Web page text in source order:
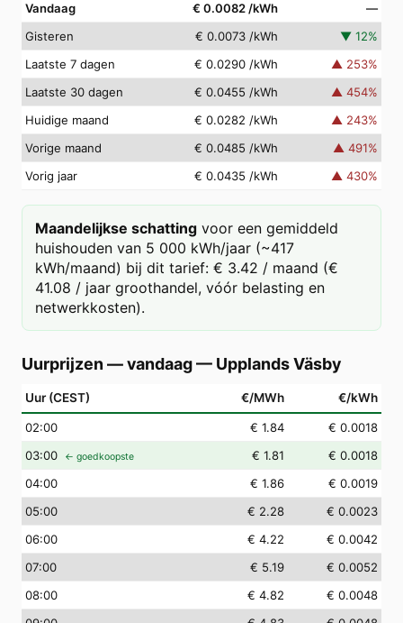
Vandaag € 0.0082 /kWh
—
Gisteren
€ 0.0073 /kWh ▼ 12%
Laatste 7 dagen
€ 0.0290 /kWh ▲ 253%
Laatste 30 dagen
€ 0.0455 /kWh ▲ 454%
Huidige maand
€ 0.0282 /kWh ▲ 243%
Vorige maand
€ 0.0485 /kWh ▲ 491%
Vorig jaar
€ 0.0435 /kWh ▲ 430%
Maandelijkse schatting voor een gemiddeld
huishouden van 5 000 kWh/jaar (~417
kWh/maand) bij dit tarief: € 3.42 / maand (€
41.08 / jaar groothandel, vóór belasting en
netwerkkosten).
Uurprijzen — vandaag— Upplands Väsby
Uur (CEST) €/MWh €/kWh
02:00 € 1.84
€ 0.0018
03:00 ← goedkoopste € 1.81
€ 0.0018
04:00 € 1.86
€ 0.0019
05:00 € 2.28
€ 0.0023
06:00 € 4.22
€ 0.0042
07:00 € 5.19
€ 0.0052
08:00 € 4.82
€ 0.0048